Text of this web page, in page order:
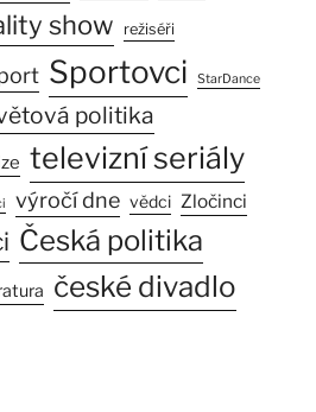
show režiséři
Sportovci StarDance
politika
televizní seriály
výročí dne vědci Zločinci
Česká politika
české divadlo